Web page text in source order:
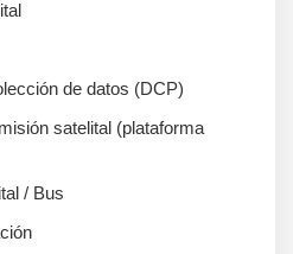
de datos (DCP)
satelital (plataforma
/ Bus